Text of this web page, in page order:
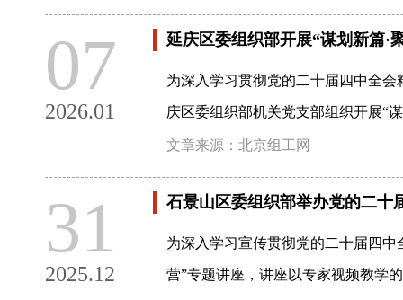
07
2026.01
延庆区委组织部开展“谋划新篇·
为深入学习贯彻党的二十届四中全
庆区委组织部机关党支部组织开展“
文章来源：北京组工网
31
2025.12
石景山区委组织部举办党的二十
为深入学习宣传贯彻党的二十届四
营”专题讲座，讲座以专家视频教学